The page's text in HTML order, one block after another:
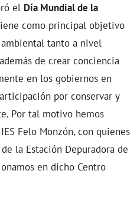
el Día Mundial de la
como principal objetivo
tanto a nivel
de crear conciencia
en los gobiernos en
por conservar y
Por tal motivo hemos
Felo Monzón, con quienes
la Estación Depuradora de
en dicho Centro